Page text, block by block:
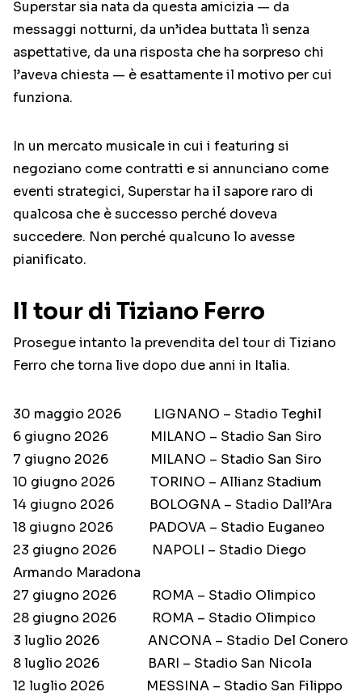
Superstar sia nata da questa amicizia — da
messaggi notturni, da un’idea buttata lì senza
aspettative, da una risposta che ha sorpreso chi
l’aveva chiesta — è esattamente il motivo per cui
funziona.
In un mercato musicale in cui i featuring si
negoziano come contratti e si annunciano come
eventi strategici, Superstar ha il sapore raro di
qualcosa che è successo perché doveva
succedere. Non perché qualcuno lo avesse
pianificato.
Il tour di Tiziano Ferro
Prosegue intanto la prevendita del tour di Tiziano
Ferro che torna live dopo due anni in Italia.
30 maggio 2026 LIGNANO – Stadio Teghil
6 giugno 2026 MILANO – Stadio San Siro
7 giugno 2026 MILANO – Stadio San Siro
10 giugno 2026 TORINO – Allianz Stadium
14 giugno 2026 BOLOGNA – Stadio Dall’Ara
18 giugno 2026 PADOVA – Stadio Euganeo
23 giugno 2026 NAPOLI – Stadio Diego
Armando Maradona
27 giugno 2026 ROMA – Stadio Olimpico
28 giugno 2026 ROMA – Stadio Olimpico
3 luglio 2026 ANCONA – Stadio Del Conero
8 luglio 2026 BARI – Stadio San Nicola
12 luglio 2026 MESSINA – Stadio San Filippo